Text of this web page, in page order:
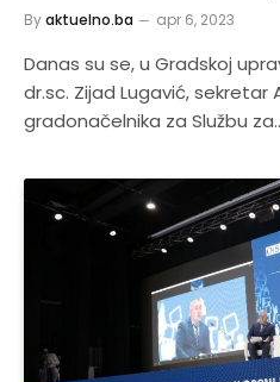
Byaktuelno.ba apr 6, 2023
Danas su se, u Gradskoj
dr.sc. Zijad Lugavić,
gradonačelnika za Službu